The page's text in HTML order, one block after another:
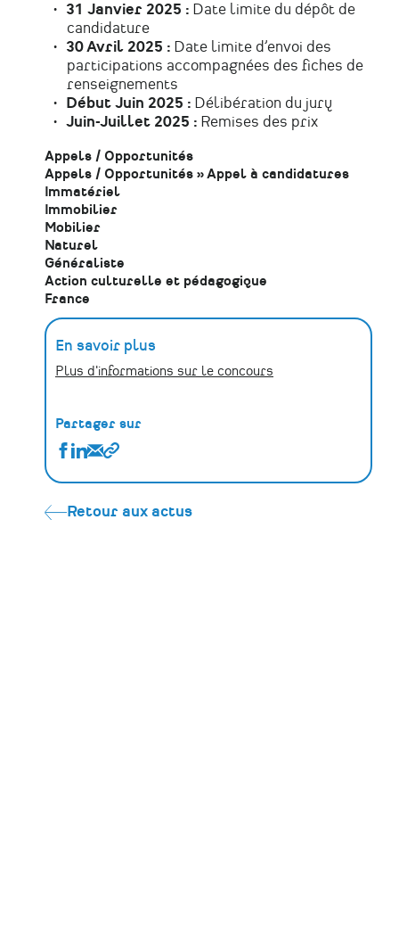
31 Janvier 2025 : Date limite du dépôt de
candidature
30 Avril 2025 : Date limite d’envoi des
participations accompagnées des fiches de
renseignements
Début Juin 2025 : Délibération du jury
Juin-Juillet 2025 : Remises des prix
Appels / Opportunités
Appels / Opportunités »Appel à candidatures
Immatériel
Immobilier
Mobilier
Naturel
Généraliste
Action culturelle et pédagogique
France
En savoir plus
Plus d'informations sur le concours
Partager sur
Partager
ID.Patrimoine
«
Partager
ID.Patrimoine
«
Partager
ID.Patrimoine
«
lien
Retour aux actus